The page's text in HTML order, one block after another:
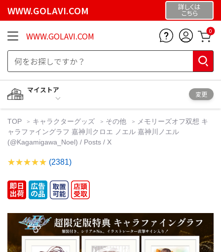
WWW.GOLAVI.COM 詳しくは
こちら
WWW.GOLAVI.COM 0
マイストア
変更
TOP キャラクターグッズ その他
メモリーズオフ双想 キ
ャラファイングラフ 嘉神川クロエ ノエル 嘉神川ノエル
(@Kagamigawa_Noel) / Posts / X
(2381)